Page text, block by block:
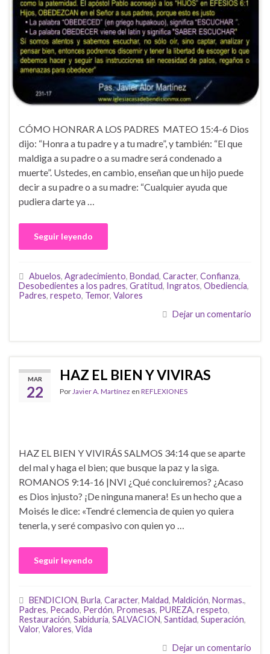
CÓMO HONRAR A LOS PADRES MATEO 15:4-6 Dios
dijo: “Honra a tu padre y a tu madre”, y también: “El que
maldiga a su padre o a su madre será condenado a
muerte”. Ustedes, en cambio, enseñan que un hijo puede
decir a su padre o a su madre: “Cualquier ayuda que
pudiera darte ya …
Seguir leyendo
Abuelos, Agradecimiento, Bondad, Caracter, Confianza,
Desobedientes a los padres, Gratitud, Ingratos, Obediencia,
Padres, respeto, Temor, Valores
Dejar un comentario
MAR
22
HAZ EL BIEN Y VIVIRAS
PorJavier A. Martínez en REFLEXIONES
HAZ EL BIEN Y VIVIRÁS SALMOS 34:14 que se aparte
del mal y haga el bien; que busque la paz y la siga.
ROMANOS 9:14-16 |NVI ¿Qué concluiremos? ¿Acaso
es Dios injusto? ¡De ninguna manera! Es un hecho que a
Moisés le dice: «Tendré clemencia de quien yo quiera
tenerla, y seré compasivo con quien yo …
Seguir leyendo
BENDICION, Burla, Caracter, Maldad, Maldición, Normas.,
Padres, Pecado, Perdón, Promesas, PUREZA, respeto,
Restauración, Sabiduria, SALVACION, Santidad, Superación,
Valor, Valores, Vida
Dejar un comentario